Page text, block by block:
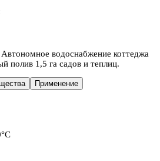
водоснабжение коттеджа
полив 1,5 га садов и теплиц.
Применение